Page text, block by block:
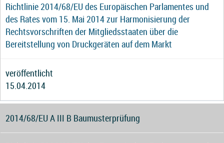
Richtlinie 2014/68/EU des Europäischen Parlamentes und
des Rates vom 15. Mai 2014 zur Harmonisierung der
Rechtsvorschriften der Mitgliedsstaaten über die
Bereitstellung von Druckgeräten auf dem Markt
veröffentlicht
15.04.2014
2014/68/EU A III B Baumusterprüfung